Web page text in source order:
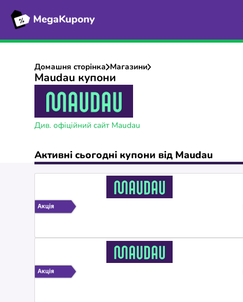
Домашня сторінка Магазини
Maudau купони
Див. офіційний сайт Maudau
Активні сьогодні купони від Maudau